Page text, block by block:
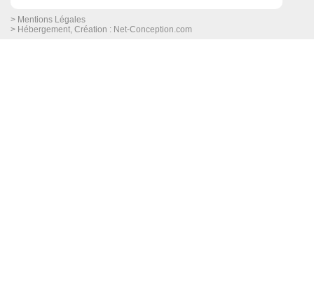
> Mentions Légales
> Hébergement, Création : Net-Conception.com